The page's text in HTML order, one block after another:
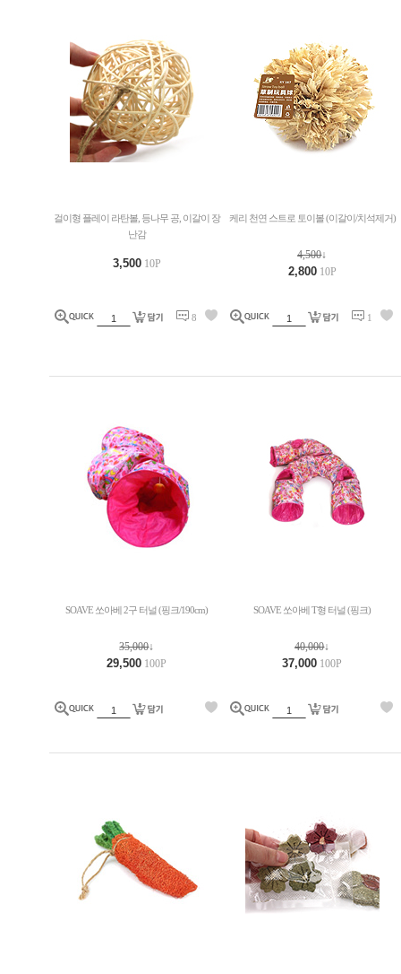
걸이형 플레이 라탄볼, 등나무 공, 이갈이 장
난감
3,500 10P
8
케리 천연 스트로 토이볼 (이갈이/치석제거)
4,500↓
2,800 10P
1
SOAVE 쏘아베 2구 터널 (핑크/190cm)
35,000↓
29,500 100P
SOAVE 쏘아베 T형 터널 (핑크)
40,000↓
37,000 100P